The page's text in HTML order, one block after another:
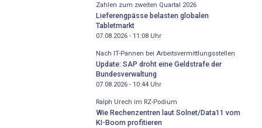
Zahlen zum zweiten Quartal 2026
Lieferengpässe belasten globalen
Tabletmarkt
07.08.2026 - 11:08Uhr
Nach IT-Pannen bei Arbeitsvermittlungsstellen
Update: SAP droht eine Geldstrafe der
Bundesverwaltung
07.08.2026 - 10:44Uhr
Ralph Urech im RZ-Podium
Wie Rechenzentren laut Solnet/Data11 vom
KI-Boom profitieren